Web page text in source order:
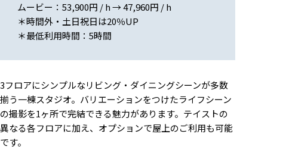
ムービー：53,900円 / h → 47,960円 / h
＊時間外・土日祝日は20％UP
＊最低利用時間：5時間
3フロアにシンプルなリビング・ダイニングシーンが多数
揃う一棟スタジオ。バリエーションをつけたライフシーン
の撮影を1ヶ所で完結できる魅力があります。テイストの
異なる各フロアに加え、オプションで屋上のご利用も可能
です。